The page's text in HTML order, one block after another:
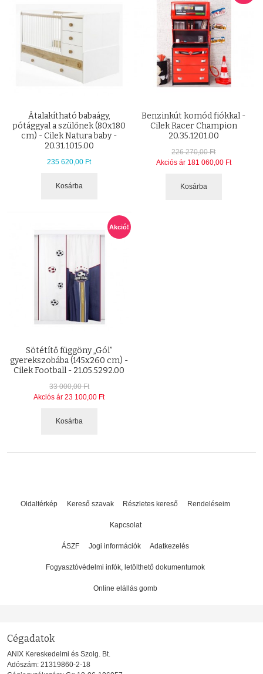
Átalakítható babaágy,
pótággyal a szülőnek (80x180
cm) - Cilek Natura baby -
20.31.1015.00
235 620,00 Ft
Kosárba
Benzinkút komód fiókkal -
Cilek Racer Champion
20.35.1201.00
226 270,00 Ft
Akciós ár 181 060,00 Ft
Kosárba
Akció!
Sötétítő függöny „Gól”
gyerekszobába (145x260 cm) -
Cilek Football - 21.05.5292.00
33 000,00 Ft
Akciós ár 23 100,00 Ft
Kosárba
Oldaltérkép Kereső szavak Részletes kereső Rendeléseim
Kapcsolat
ÁSZF Jogi információk Adatkezelés
Fogyasztóvédelmi infók, letölthető dokumentumok
Online elállás gomb
Cégadatok
ANIX Kereskedelmi és Szolg. Bt.
Adószám: 21319860-2-18